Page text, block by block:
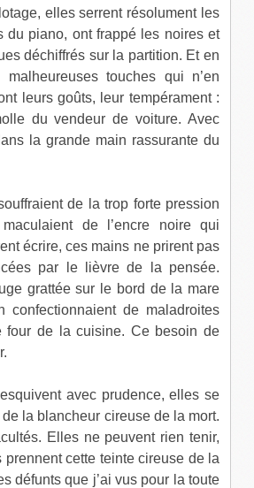
elles serrent résolument les
du piano, ont frappé les noires et
déchiffrés sur la partition. Et en
touches qui n’en
leurs goûts, leur tempérament :
du vendeur de voiture. Avec
la grande main rassurante du
de la trop forte pression
de l’encre noire qui
écrire, ces mains ne prirent pas
par le lièvre de la pensée.
grattée sur le bord de la mare
de maladroites
four de la cuisine. Ce besoin de
avec prudence, elles se
la blancheur cireuse de la mort.
Elles ne peuvent rien tenir,
cette teinte cireuse de la
défunts que j’ai vus pour la toute